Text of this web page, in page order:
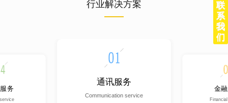
联
系
我
们
行业解决方案
务
通讯服务
Communication service
金